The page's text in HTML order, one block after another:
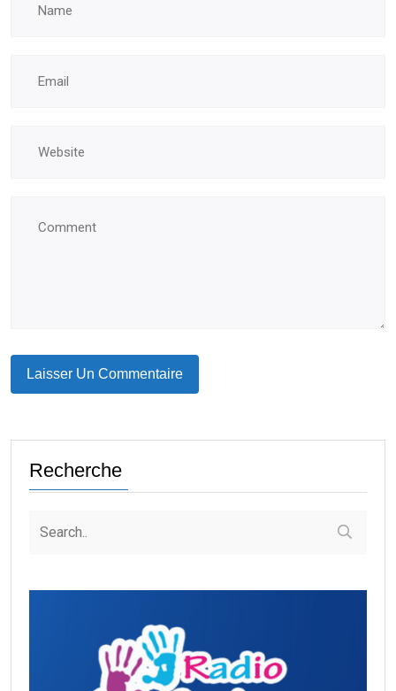
Recherche